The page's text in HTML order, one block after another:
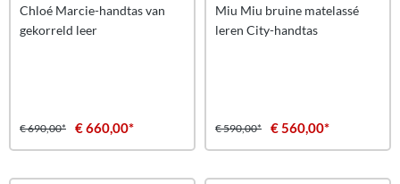
Chloé Marcie-handtas van
gekorreld leer
€ 690,00* € 660,00*
Miu Miu bruine matelassé
leren City-handtas
€ 590,00* € 560,00*